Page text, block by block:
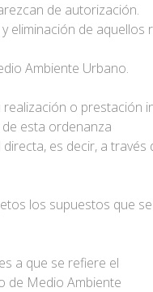
de autorización.
de
Ambiente Urbano.
o prestación
esta ordenanza
es decir, a
los supuestos que se
a que se refiere el
de Medio Ambiente